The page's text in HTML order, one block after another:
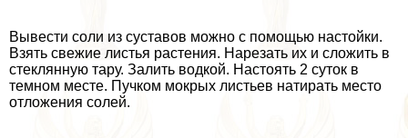
Вывести соли из суставов можно с помощью настойки.
Взять свежие листья растения. Нарезать их и сложить в
стеклянную тару. Залить водкой. Настоять 2 суток в
темном месте. Пучком мокрых листьев натирать место
отложения солей.